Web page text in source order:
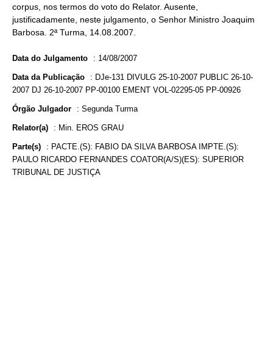
corpus, nos termos do voto do Relator. Ausente,
justificadamente, neste julgamento, o Senhor Ministro Joaquim
Barbosa. 2ª Turma, 14.08.2007.
Data do Julgamento : 14/08/2007
Data da Publicação : DJe-131 DIVULG 25-10-2007 PUBLIC 26-10-
2007 DJ 26-10-2007 PP-00100 EMENT VOL-02295-05 PP-00926
Órgão Julgador : Segunda Turma
Relator(a) : Min. EROS GRAU
Parte(s) : PACTE.(S): FABIO DA SILVA BARBOSA IMPTE.(S):
PAULO RICARDO FERNANDES COATOR(A/S)(ES): SUPERIOR
TRIBUNAL DE JUSTIÇA